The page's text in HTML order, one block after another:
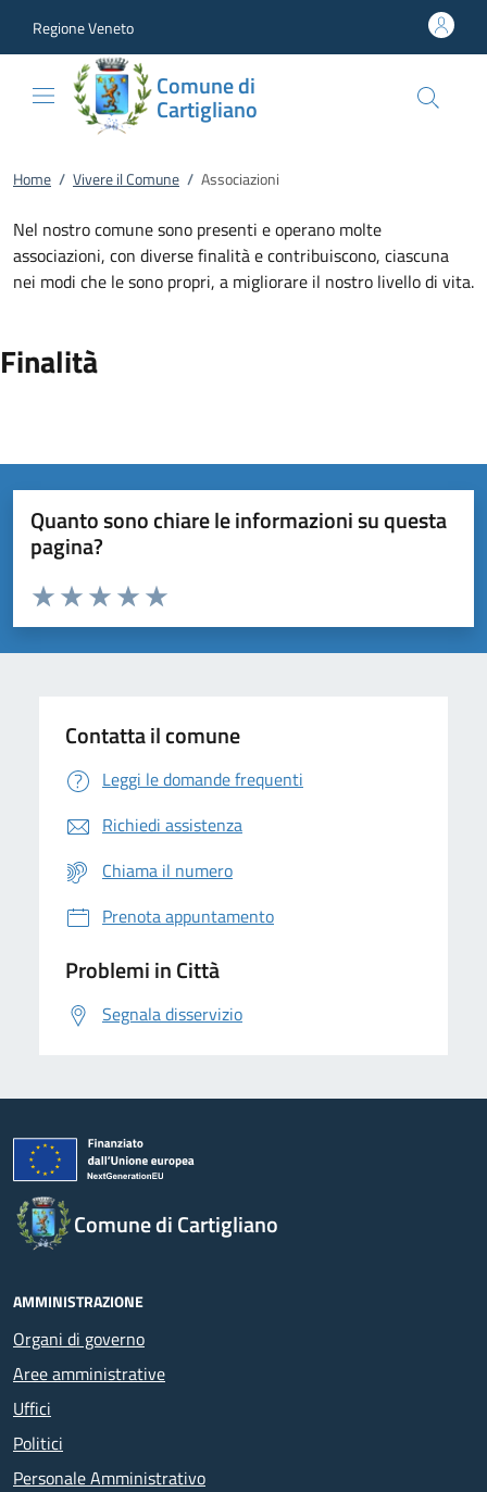
Regione Veneto
Comune di
Cartigliano
Home / Vivere il Comune / Associazioni
Nel nostro comune sono presenti e operano molte
associazioni, con diverse finalità e contribuiscono, ciascuna
nei modi che le sono propri, a migliorare il nostro livello di vita.
Finalità
Quanto sono chiare le informazioni su questa
pagina?
Domanda
Valuta da 1 a 5 stelle la pagina
Valuta 5 stelle su 5
Valuta 4 stelle su 5
Valuta 3 stelle su 5
Valuta 2 stelle su 5
Valuta 1 stelle su 5
Contatta il comune
Leggi le domande frequenti
Richiedi assistenza
Chiama il numero
Prenota appuntamento
Problemi in Città
Segnala disservizio
Comune di Cartigliano
AMMINISTRAZIONE
Organi di governo
Aree amministrative
Uffici
Politici
Personale Amministrativo